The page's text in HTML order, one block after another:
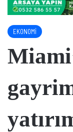
EKONOMİ